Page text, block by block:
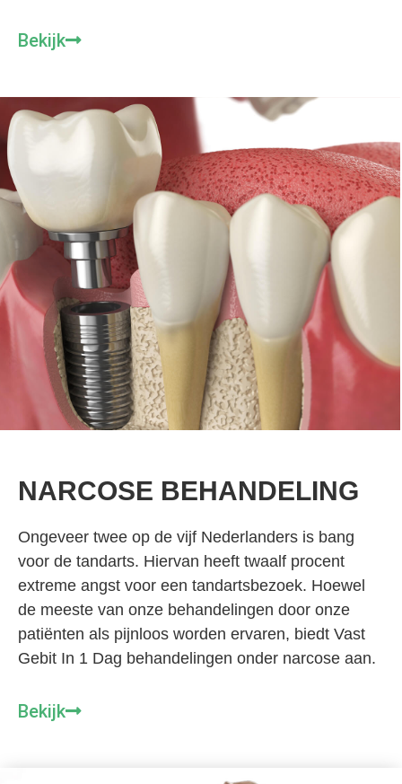
Bekijk
NARCOSE BEHANDELING
Ongeveer twee op de vijf Nederlanders is bang
voor de tandarts. Hiervan heeft twaalf procent
extreme angst voor een tandartsbezoek. Hoewel
de meeste van onze behandelingen door onze
patiënten als pijnloos worden ervaren, biedt Vast
Gebit In 1 Dag behandelingen onder narcose aan.
Bekijk